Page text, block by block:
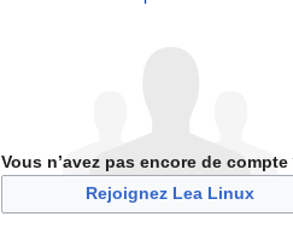
Vous n’avez pas encore de compte
Rejoignez Lea Linux